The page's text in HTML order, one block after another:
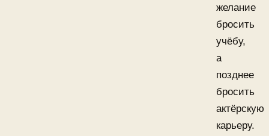
желание
бросить
учёбу,
а
позднее
бросить
актёрскую
карьеру.